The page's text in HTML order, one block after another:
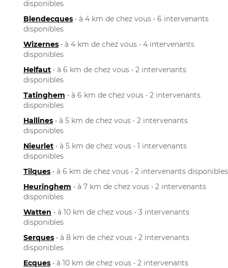
disponibles
Blendecques • à 4 km de chez vous • 6 intervenants
disponibles
Wizernes • à 4 km de chez vous • 4 intervenants
disponibles
Helfaut • à 6 km de chez vous • 2 intervenants
disponibles
Tatinghem • à 6 km de chez vous • 2 intervenants
disponibles
Hallines • à 5 km de chez vous • 2 intervenants
disponibles
Nieurlet • à 5 km de chez vous • 1 intervenants
disponibles
Tilques • à 6 km de chez vous • 2 intervenants disponibles
Heuringhem • à 7 km de chez vous • 2 intervenants
disponibles
Watten • à 10 km de chez vous • 3 intervenants
disponibles
Serques • à 8 km de chez vous • 2 intervenants
disponibles
Ecques • à 10 km de chez vous • 2 intervenants